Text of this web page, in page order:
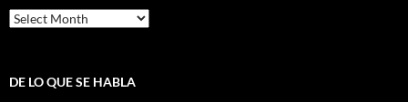
El
cuarto
Alejo
DE LO QUE SE HABLA